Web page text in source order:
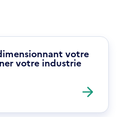
votre
votre industrie